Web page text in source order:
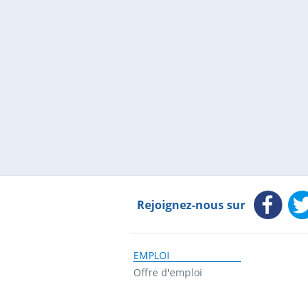
Rejoignez-nous sur
EMPLOI
Offre d'emploi